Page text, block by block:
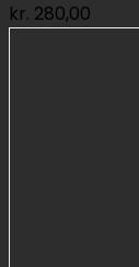
kr. 280,00